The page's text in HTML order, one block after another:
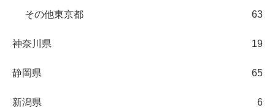
その他東京都 63
神奈川県 19
静岡県 65
新潟県 6